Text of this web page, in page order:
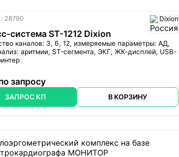
28790 Dixion
система ST-1212 Dixion
каналов: 3, 6, 12, измеряемые параметры: АД,
аритмии, ST-сегмента, ЭКГ, ЖК-дисплей, USB-
запросу
ЗАПРОС КП В КОРЗИНУ